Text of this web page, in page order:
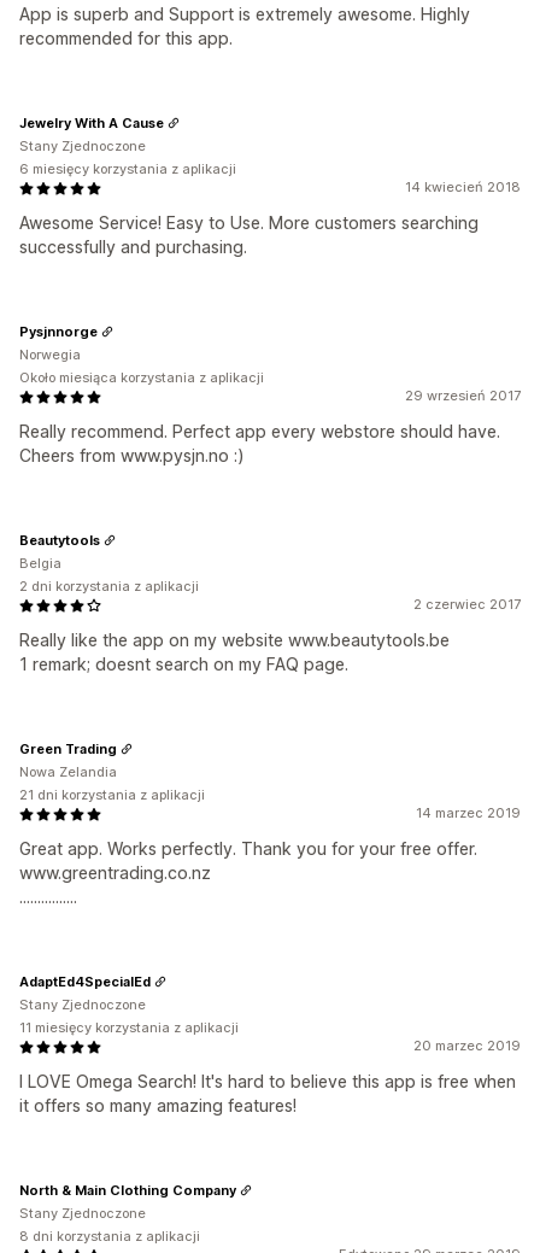
App is superb and Support is extremely awesome. Highly
recommended for this app.
14 kwiecień 2018
Awesome Service! Easy to Use. More customers searching
successfully and purchasing.
Jewelry With A Cause
Stany Zjednoczone
6 miesięcy korzystania z aplikacji
29 wrzesień 2017
Really recommend. Perfect app every webstore should have.
Cheers from www.pysjn.no :)
Pysjnnorge
Norwegia
Około miesiąca korzystania z aplikacji
2 czerwiec 2017
Really like the app on my website www.beautytools.be
1 remark; doesnt search on my FAQ page.
Beautytools
Belgia
2 dni korzystania z aplikacji
14 marzec 2019
Great app. Works perfectly. Thank you for your free offer.
www.greentrading.co.nz
................
Green Trading
Nowa Zelandia
21 dni korzystania z aplikacji
20 marzec 2019
I LOVE Omega Search! It's hard to believe this app is free when
it offers so many amazing features!
AdaptEd4SpecialEd
Stany Zjednoczone
11 miesięcy korzystania z aplikacji
North & Main Clothing Company
Stany Zjednoczone
8 dni korzystania z aplikacji